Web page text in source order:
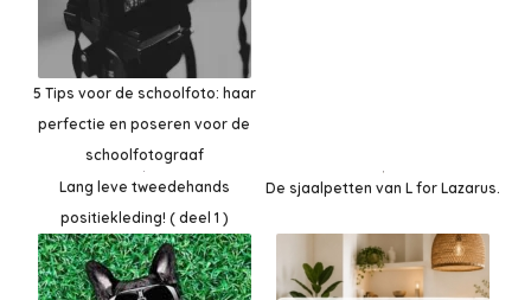
5 Tips voor de schoolfoto: haar
perfectie en poseren voor de
schoolfotograaf
Lang leve tweedehands
positiekleding! ( deel 1 )
De sjaalpetten van L for Lazarus.